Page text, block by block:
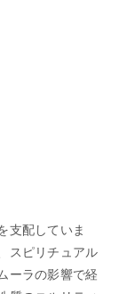
支配していま
スピリチュアル
ーラの影響で経